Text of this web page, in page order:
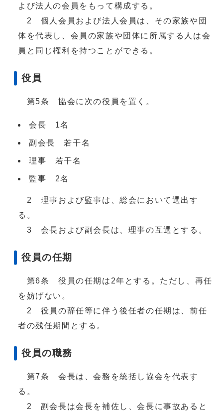
よび法人の会員をもって構成する。
2 個人会員および法人会員は、その家族や団
体を代表し、会員の家族や団体に所属する人は会
員と同じ権利を持つことができる。
役員
第5条 協会に次の役員を置く。
会長 1名
副会長 若干名
理事 若干名
監事 2名
2 理事および監事は、総会において選出す
る。
3 会長および副会長は、理事の互選とする。
役員の任期
第6条 役員の任期は2年とする。ただし、再任
を妨げない。
2 役員の辞任等に伴う後任者の任期は、前任
者の残任期間とする。
役員の職務
第7条 会長は、会務を統括し協会を代表す
る。
2 副会長は会長を補佐し、会長に事故あると